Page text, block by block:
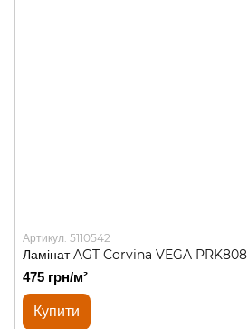
Артикул: 5110542
Ламінат AGT Corvina VEGA PRK808
475 грн/м²
Купити